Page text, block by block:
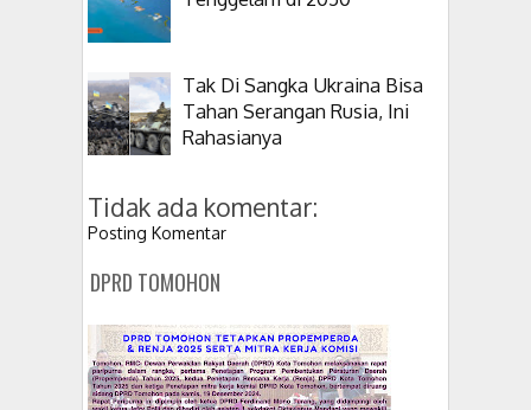
Tak Di Sangka Ukraina Bisa
Tahan Serangan Rusia, Ini
Rahasianya
Tidak ada komentar:
Posting Komentar
DPRD TOMOHON